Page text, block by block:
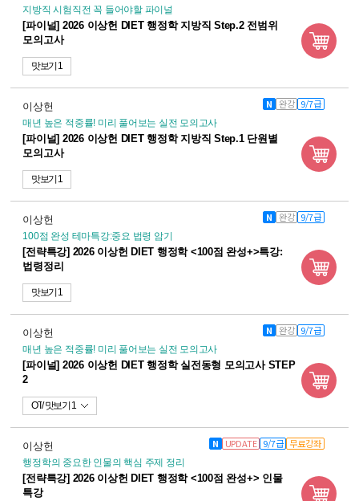
지방직 시험직전 꼭 들어야할 파이널
[파이널] 2026 이상헌 DIET 행정학 지방직 Step.2 전범위
모의고사
맛보기 1
이상헌 N 완강 9/7급
매년 높은 적중률! 미리 풀어보는 실전 모의고사
[파이널] 2026 이상헌 DIET 행정학 지방직 Step.1 단원별
모의고사
맛보기 1
이상헌 N 완강 9/7급
100점 완성 테마특강:중요 법령 암기
[전략특강] 2026 이상헌 DIET 행정학 <100점 완성+>특강:
법령정리
맛보기 1
이상헌 N 완강 9/7급
매년 높은 적중률! 미리 풀어보는 실전 모의고사
[파이널] 2026 이상헌 DIET 행정학 실전동형 모의고사 STEP
2
OT 맛보기 1
이상헌 N UPDATE 9/7급 무료강좌
행정학의 중요한 인물의 핵심 주제 정리
[전략특강] 2026 이상헌 DIET 행정학 <100점 완성+> 인물
특강